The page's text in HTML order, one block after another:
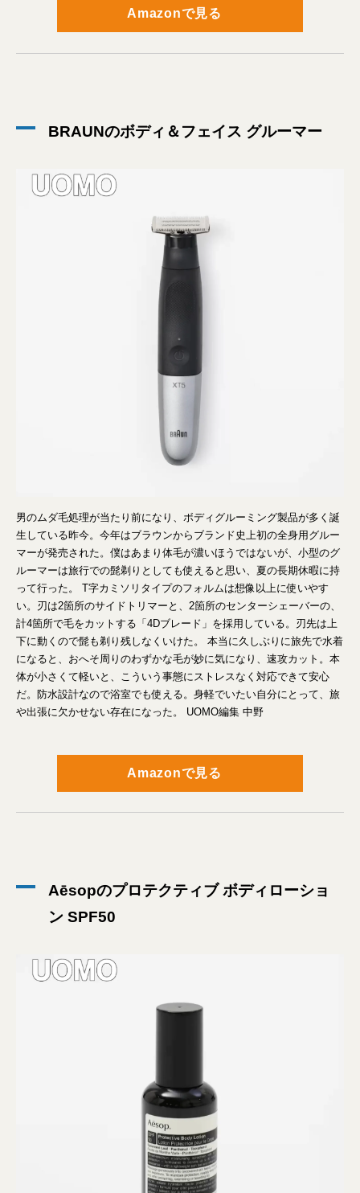
Amazonで見る
BRAUNのボディ＆フェイス グルーマー
男のムダ毛処理が当たり前になり、ボディグルーミング製品が多く誕
生している昨今。今年はブラウンからブランド史上初の全身用グルー
マーが発売された。僕はあまり体毛が濃いほうではないが、小型のグ
ルーマーは旅行での髭剃りとしても使えると思い、夏の長期休暇に持
って行った。 T字カミソリタイプのフォルムは想像以上に使いやす
い。刃は2箇所のサイドトリマーと、2箇所のセンターシェーバーの、
計4箇所で毛をカットする「4Dブレード」を採用している。刃先は上
下に動くので髭も剃り残しなくいけた。 本当に久しぶりに旅先で水着
になると、おへそ周りのわずかな毛が妙に気になり、速攻カット。本
体が小さくて軽いと、こういう事態にストレスなく対応できて安心
だ。防水設計なので浴室でも使える。身軽でいたい自分にとって、旅
や出張に欠かせない存在になった。 UOMO編集 中野
Amazonで見る
Aēsopのプロテクティブ ボディローショ
ン SPF50